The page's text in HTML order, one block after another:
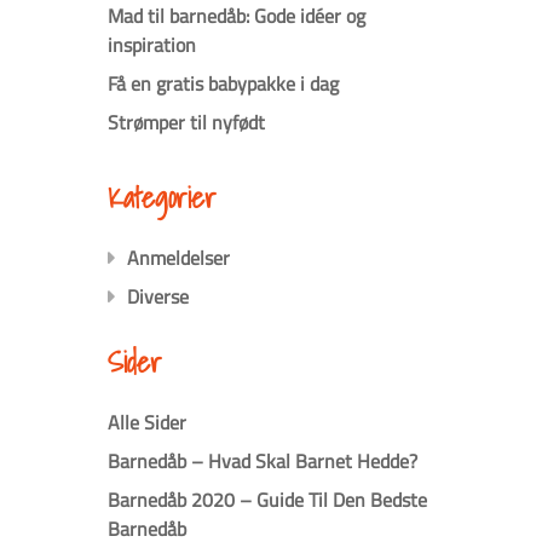
Mad til barnedåb: Gode idéer og
inspiration
Få en gratis babypakke i dag
Strømper til nyfødt
Kategorier
Anmeldelser
Diverse
Sider
Alle Sider
Barnedåb – Hvad Skal Barnet Hedde?
Barnedåb 2020 – Guide Til Den Bedste
Barnedåb